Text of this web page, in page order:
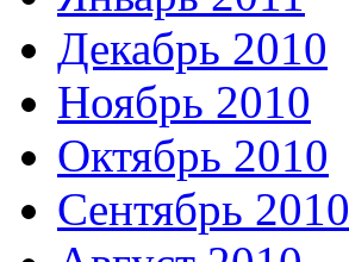
Декабрь 2010
Ноябрь 2010
Октябрь 2010
Сентябрь 2010